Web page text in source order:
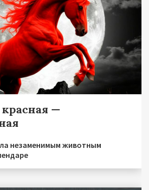
—
незаменимым животным